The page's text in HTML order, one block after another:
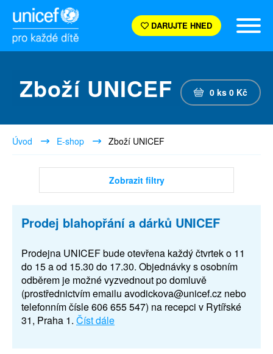
DARUJTE HNED
Zboží UNICEF 0 ks 0 Kč
Úvod E-shop Zboží UNICEF
Zobrazit filtry
Prodej blahopřání a dárků UNICEF
Prodejna UNICEF bude otevřena každý čtvrtek o 11
do 15 a od 15.30 do 17.30. Objednávky s osobním
odběrem je možné vyzvednout po domluvě
(prostřednictvím emailu avodickova@unicef.cz nebo
telefonním čísle 606 655 547) na recepci v Rytířské
31, Praha 1. Číst dále